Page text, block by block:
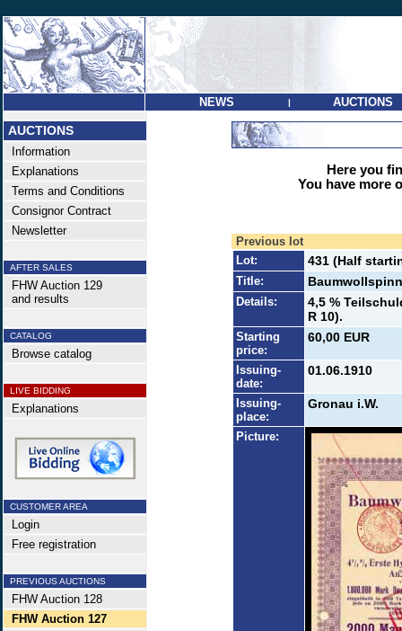
NEWS | AUCTIONS
AUCTIONS
Information
Explanations
Terms and Conditions
Consignor Contract
Newsletter
AFTER SALES
FHW Auction 129
and results
CATALOG
Browse catalog
LIVE BIDDING
Explanations
CUSTOMER AREA
Login
Free registration
PREVIOUS AUCTIONS
FHW Auction 128
FHW Auction 127
Here you
You have more
Previous lot
Lot:
431 (Half
Title:
Details:
4,5 %
R 10).
Starting
price:
60,00 EUR
Issuing-
date:
01.06.1910
Issuing-
place:
Gronau i.W.
Picture: